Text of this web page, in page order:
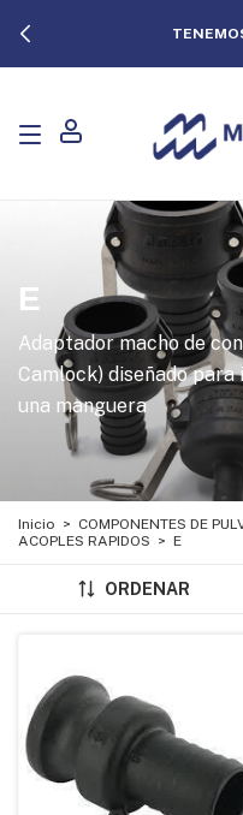
E
Adaptador macho de
Camlock) diseñado
una manguera
Inicio > COMPONENTES DE
ACOPLES RAPIDOS > E
ORDENAR